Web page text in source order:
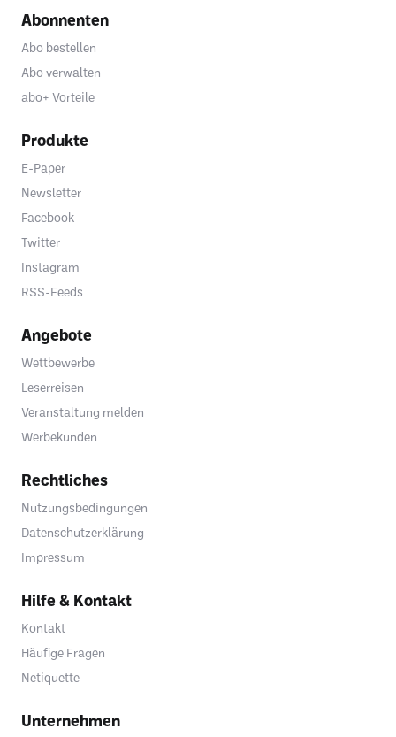
Abonnenten
Abo bestellen
Abo verwalten
abo+ Vorteile
Produkte
E-Paper
Newsletter
Facebook
Twitter
Instagram
RSS-Feeds
Angebote
Wettbewerbe
Leserreisen
Veranstaltung melden
Werbekunden
Rechtliches
Nutzungsbedingungen
Datenschutzerklärung
Impressum
Hilfe & Kontakt
Kontakt
Häufige Fragen
Netiquette
Unternehmen